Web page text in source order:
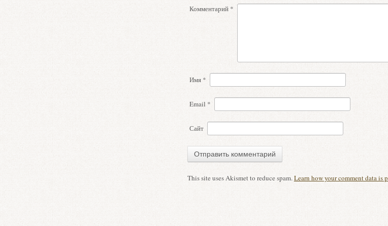
Комментарий *
Имя *
Email *
Сайт
This site uses Akismet to reduce spam.Learn how your comment data is